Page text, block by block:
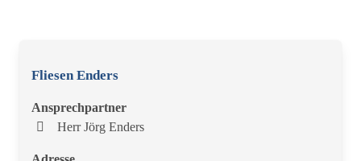
Fliesen Enders
Ansprechpartner
Herr Jörg Enders